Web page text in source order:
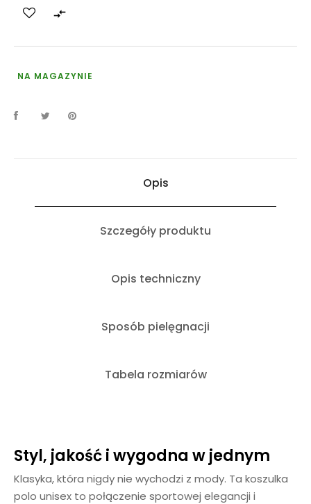

NA MAGAZYNIE
Opis
Szczegóły produktu
Opis techniczny
Sposób pielęgnacji
Tabela rozmiarów
Styl, jakość i wygodna w jednym
Klasyka, która nigdy nie wychodzi z mody. Ta koszulka
polo unisex to połączenie sportowej elegancji i